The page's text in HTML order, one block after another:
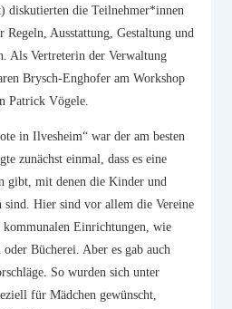
diskutierten die Teilnehmer*innen
Regeln, Ausstattung, Gestaltung und
Als Vertreterin der Verwaltung
Brysch-Enghofer am Workshop
Patrick Vögele.
in Ilvesheim“ war der am besten
zunächst einmal, dass es eine
gibt, mit denen die Kinder und
sind. Hier sind vor allem die Vereine
kommunalen Einrichtungen, wie
Bücherei. Aber es gab auch
So wurden sich unter
für Mädchen gewünscht,